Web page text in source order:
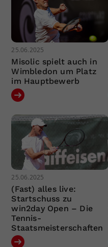
25.06.2025
Misolic spielt auch in
Wimbledon um Platz
im Hauptbewerb
25.06.2025
(Fast) alles live:
Startschuss zu
win2day Open – Die
Tennis-
Staatsmeisterschaften